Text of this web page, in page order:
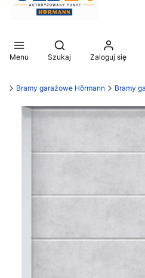
Menu
Otwórz wyszukiwarkę
Szukaj Zaloguj się
Bramy garażowe Hörmann